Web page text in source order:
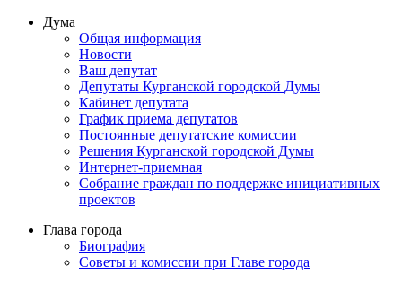
Дума
Общая информация
Новости
Ваш депутат
Депутаты Курганской городской Думы
Кабинет депутата
График приема депутатов
Постоянные депутатские комиссии
Решения Курганской городской Думы
Интернет-приемная
Собрание граждан по поддержке инициативных
проектов
Глава города
Биография
Советы и комиссии при Главе города